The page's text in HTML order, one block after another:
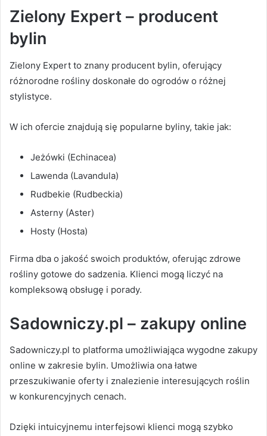
Zielony Expert – producent
bylin
Zielony Expert to znany producent bylin, oferujący
różnorodne rośliny doskonałe do ogrodów o różnej
stylistyce.
W ich ofercie znajdują się popularne byliny, takie jak:
Jeżówki (Echinacea)
Lawenda (Lavandula)
Rudbekie (Rudbeckia)
Asterny (Aster)
Hosty (Hosta)
Firma dba o jakość swoich produktów, oferując zdrowe
rośliny gotowe do sadzenia. Klienci mogą liczyć na
kompleksową obsługę i porady.
Sadowniczy.pl – zakupy online
Sadowniczy.pl to platforma umożliwiająca wygodne zakupy
online w zakresie bylin. Umożliwia ona łatwe
przeszukiwanie oferty i znalezienie interesujących roślin
w konkurencyjnych cenach.
Dzięki intuicyjnemu interfejsowi klienci mogą szybko